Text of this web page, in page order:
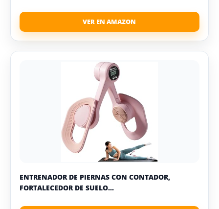
ENTRENADOR DE PIERNAS CON CONTADOR,
FORTALECEDOR DE SUELO...